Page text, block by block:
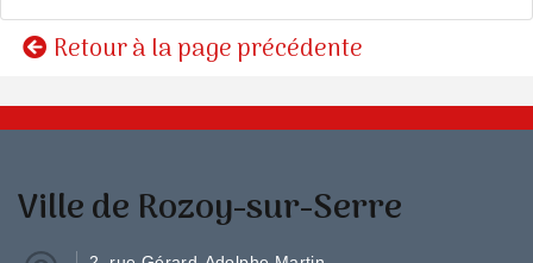
Retour à la page précédente
Ville de Rozoy-sur-Serre